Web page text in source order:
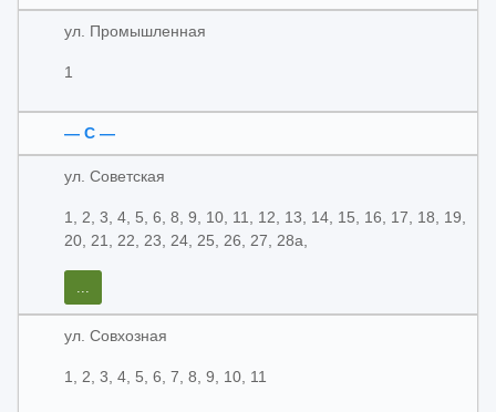
ул. Промышленная
1
— С —
ул. Советская
1, 2, 3, 4, 5, 6, 8, 9, 10, 11, 12, 13, 14, 15, 16, 17, 18, 19,
20, 21, 22, 23, 24, 25, 26, 27, 28а,
...
ул. Совхозная
1, 2, 3, 4, 5, 6, 7, 8, 9, 10, 11